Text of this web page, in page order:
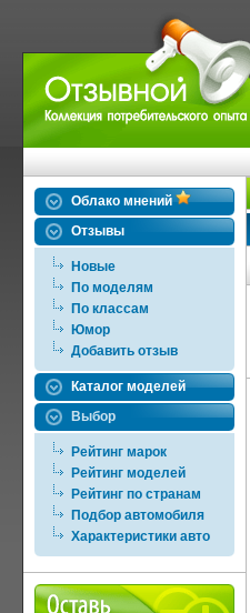
Облако мнений
Отзывы
Новые
По моделям
По классам
Юмор
Добавить отзыв
Каталог моделей
Выбор
Рейтинг марок
Рейтинг моделей
Рейтинг по странам
Подбор автомобиля
Характеристики авто